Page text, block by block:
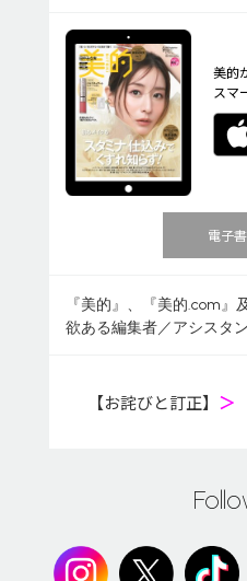
美的
スマ
電子
『美的』、『美的.com』
欲ある編集者／アシスタ
【お詫びと訂正】 ＞